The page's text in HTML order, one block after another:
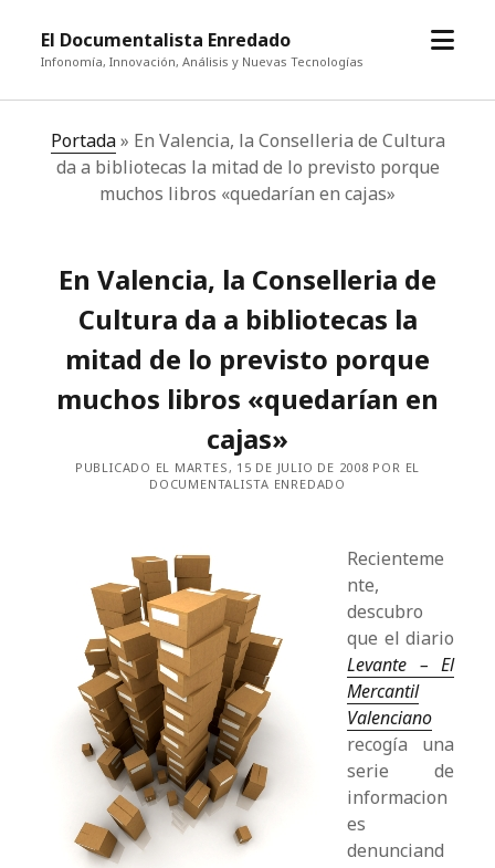
El Documentalista Enredado
Infonomía, Innovación, Análisis y Nuevas Tecnologías
abrir
Portada» En Valencia, la Conselleria de Cultura
da a bibliotecas la mitad de lo previsto porque
muchos libros «quedarían en cajas»
En Valencia, la Conselleria de
Cultura da a bibliotecas la
mitad de lo previsto porque
muchos libros «quedarían en
cajas»
PUBLICADO EL MARTES, 15 DE JULIO DE 2008 POR EL
DOCUMENTALISTA ENREDADO
Recienteme
nte,
descubro
que el diario
Levante – El
Mercantil
Valenciano
recogía una
serie de
informacion
es
denunciand